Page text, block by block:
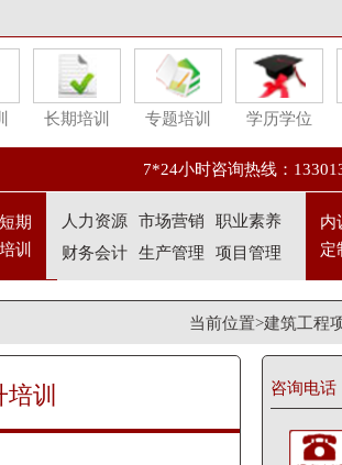
长期培训 专题培训 学历学位
7*24小时咨询热线：
短期
培训
人力资源 市场营销
职业素养
财务会计
生产管理 项目管理
内
定
当前位置>建筑工程
训 咨询电话